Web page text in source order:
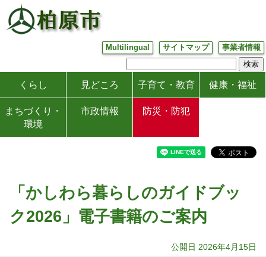
Multilingual サイトマップ 事業者情報
くらし 見どころ 子育て・教育 健康・福祉
まちづくり・
環境
市政情報 防災・防犯
「かしわら暮らしのガイドブッ
ク2026」電子書籍のご案内
公開日 2026年4月15日